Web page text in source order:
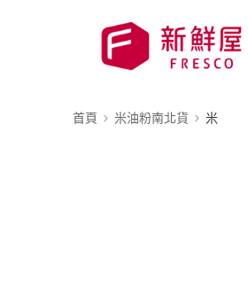
首頁 米油粉南北貨 米